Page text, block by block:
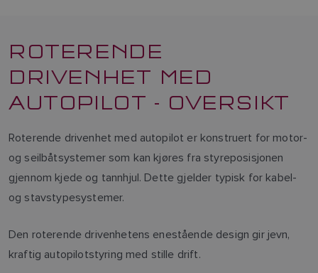
ROTERENDE
DRIVENHET MED
AUTOPILOT - OVERSIKT
Roterende drivenhet med autopilot er konstruert for motor-
og seilbåtsystemer som kan kjøres fra styreposisjonen
gjennom kjede og tannhjul. Dette gjelder typisk for kabel-
og stavstypesystemer.
Den roterende drivenhetens enestående design gir jevn,
kraftig autopilotstyring med stille drift.